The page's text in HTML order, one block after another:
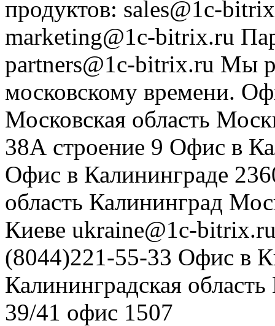
продуктов: sales@1c-
marketing@1c-bitrix.ru
partners@1c-bitrix.ru Мы
московскому времени.
Московская область
38А строение 9 Офис в
Офис в Калининграде
область Калининград
Киеве ukraine@1c-
(8044)221-55-33 Офис в
Калининградская область
39/41 офис 1507